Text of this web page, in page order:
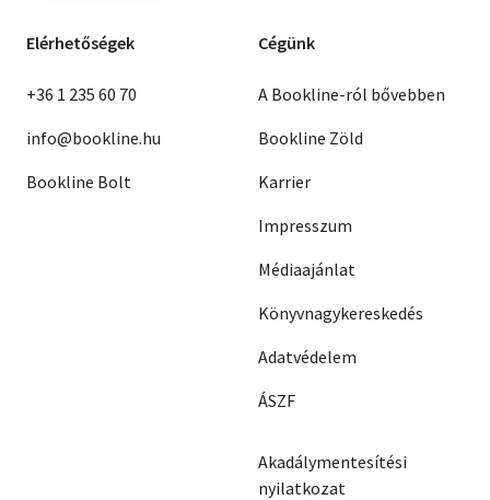
Elérhetőségek
+36 1 235 60 70
info@bookline.hu
Bookline Bolt
Cégünk
A Bookline-ról bővebben
Bookline Zöld
Karrier
Impresszum
Médiaajánlat
Könyvnagykereskedés
Adatvédelem
ÁSZF
Akadálymentesítési
nyilatkozat